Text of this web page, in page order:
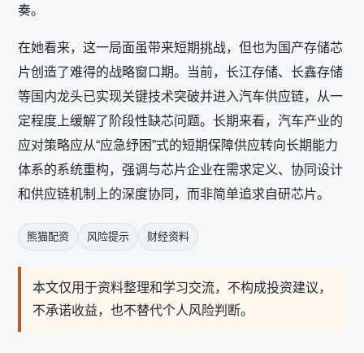
奏。
在她看来，这一局面虽带来短期挑战，但也为国产存储芯
片创造了难得的战略窗口期。当前，长江存储、长鑫存储
等国内龙头已实现关键技术突破并进入汽车供应链，从一
定程度上缓解了阶段性缺芯问题。长期来看，汽车产业的
应对策略应从“应急纾困”式的短期保障供应转向长期能力
体系的系统重构，强调与芯片企业在需求定义、协同设计
和供应链机制上的深度协同，而非简单追求自研芯片。
熊猫配资 风险提示 财经资料
本文仅用于资料整理和学习交流，不构成投资建议，
不承诺收益，也不替代个人风险判断。